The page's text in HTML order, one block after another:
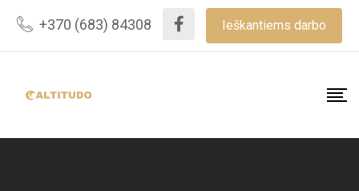
content
+370 (683) 84308 Ieškantiems darbo